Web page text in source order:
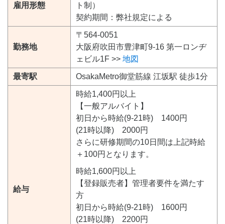
雇用形態
ト制）
契約期間：弊社規定による
勤務地
〒564-0051
大阪府吹田市豊津町9-16 第一ロンヂ
ェビル1F >> 地図
最寄駅 OsakaMetro御堂筋線 江坂駅 徒歩1分
給与
時給1,400円以上
【一般アルバイト】
初日から時給(9-21時) 1400円
(21時以降) 2000円
さらに研修期間の10日間は上記時給
＋100円となります。
時給1,600円以上
【登録販売者】管理者要件を満たす
方
初日から時給(9-21時) 1600円
(21時以降) 2200円